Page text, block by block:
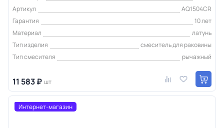
Артикул
AQ1504CR
Гарантия
10 лет
Материал
латунь
Тип изделия
смеситель для раковины
Тип смесителя
рычажный
11 583 ₽ шт
Интернет-магазин